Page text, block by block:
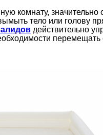
комнату, значительно
тело или голову
действительно
перемещать